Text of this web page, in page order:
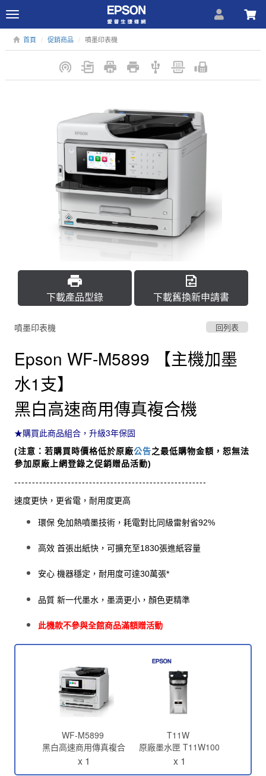
Toggle
navigation
首頁 促銷商品 噴墨印表機
下載產品型錄 下載舊換新申請書
噴墨印表機 回列表
Epson WF-M5899 【主機加墨
水1支】
黑白高速商用傳真複合機
★購買此商品組合，升級3年保固
(注意：若購買時價格低於原廠公告之最低購物金額，恕無法
參加原廠上網登錄之促銷贈品活動)
------------------------------------------------------
速度更快，更省電，耐用度更高
環保 免加熱噴墨技術，耗電對比同級雷射省92%
高效 首張出紙快，可擴充至1830張進紙容量
安心 機器穩定，耐用度可達30萬張*
品質 新一代墨水，墨滴更小，顏色更精準
此機款不參與全館商品滿額贈活動
WF-M5899
黑白高速商用傳真複合
機
x 1
T11W
原廠墨水匣 T11W100
(黑)
x 1